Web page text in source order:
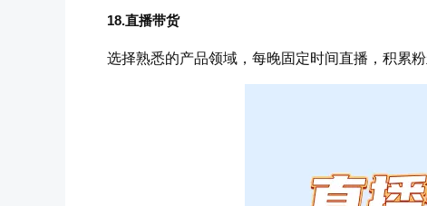
18.直播带货
选择熟悉的产品领域，每晚固定时间直播，积累粉